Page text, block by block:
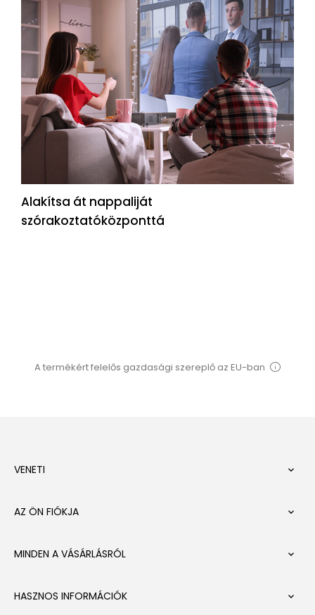
Alakítsa át nappaliját
szórakoztatóközponttá
A termékért felelős gazdasági szereplő az EU-ban
VENETI 
AZ ÖN FIÓKJA 
MINDEN A VÁSÁRLÁSRÓL 
HASZNOS INFORMÁCIÓK 